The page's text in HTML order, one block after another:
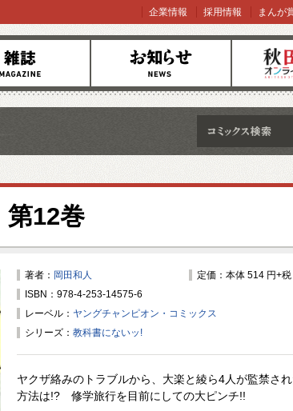
お知らせ オンラインシ
企業情報 採用情報 まんが
第12巻
著者： 岡田和人
定価：本体 514 円+税
ISBN：978-4-253-14575-6
レーベル： ヤングチャンピオン・コミックス
シリーズ： 教科書にないッ!
ヤクザ絡みのトラブルから、大楽と綾ら4人が監禁さ
方法は!? 修学旅行を目前にしての大ピンチ!!